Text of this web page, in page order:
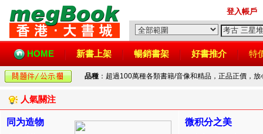
登入帳戶
HOME 新書上架 暢銷書架 好書推介 特
品種 ：超過100萬種各類書籍/音像和精品，正品正價，
人氣關注
同为造物 微积分之美